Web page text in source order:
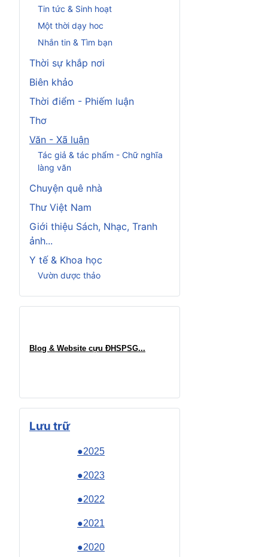
Tin tức & Sinh hoạt
Một thời dạy hoc
Nhắn tin & Tìm bạn
Thời sự khắp nơi
Biên khảo
Thời điểm - Phiếm luận
Thơ
Văn - Xã luận
Tác giả & tác phẩm - Chữ nghĩa
làng văn
Chuyện quê nhà
Thư Việt Nam
Giới thiệu Sách, Nhạc, Tranh
ảnh...
Y tế & Khoa học
Vườn dược thảo
Blog & Website cựu ĐHSPSG...
Lưu trữ
●2025
●2023
●2022
●2021
●2020